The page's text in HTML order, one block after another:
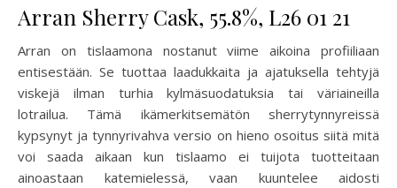
Arran Sherry Cask, 55.8%, L26 01 21
Arran on tislaamona nostanut viime aikoina profiiliaan
entisestään. Se tuottaa laadukkaita ja ajatuksella tehtyjä
viskejä ilman turhia kylmäsuodatuksia tai väriaineilla
lotrailua. Tämä ikämerkitsemätön sherrytynnyreissä
kypsynyt ja tynnyrivahva versio on hieno osoitus siitä mitä
voi saada aikaan kun tislaamo ei tuijota tuotteitaan
ainoastaan katemielessä, vaan kuuntelee aidosti